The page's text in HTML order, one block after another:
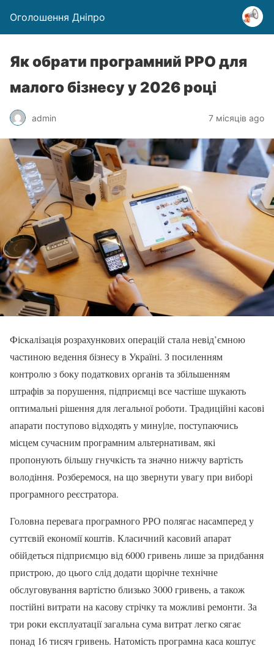
Оголошення Дніпро
Як обрати програмний РРО для
малого бізнесу у 2026 році
admin 7 місяців ago
Фіскалізація розрахункових операцій стала невід’ємною
частиною ведення бізнесу в Україні. З посиленням
контролю з боку податкових органів та збільшенням
штрафів за порушення, підприємці все частіше шукають
оптимальні рішення для легальної роботи. Традиційні касові
апарати поступово відходять у мину|ле, поступаючись
місцем сучасним програмним альтернативам, які
пропонують більшу гнучкість та значно нижчу вартість
володіння. Розберемося, на що звернути увагу при виборі
програмного реєстратора.
Головна перевага програмного РРО полягає насамперед у
суттєвій економії коштів. Класичний касовий апарат
обійдеться підприємцю від 6000 гривень лише за придбання
пристрою, до цього слід додати щорічне технічне
обслуговування вартістю близько 3000 гривень, а також
постійні витрати на касову стрічку та можливі ремонти. За
три роки експлуатації загальна сума витрат легко сягає
понад 16 тисяч гривень. Натомість програмна каса коштує